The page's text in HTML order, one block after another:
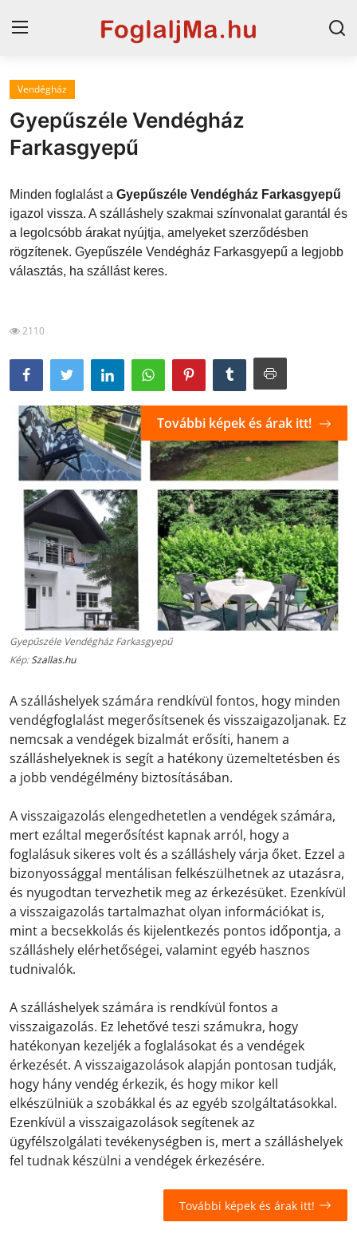
Horvát tengerpart
Magyarország
Horvátország
Blog
Szállások Hajdúszoboszlón
Vendégház
Gyepűszéle Vendégház
Farkasgyepű
Minden foglalást a Gyepűszéle Vendégház Farkasgyepű
igazol vissza. A szálláshely szakmai színvonalat garantál és
a legolcsóbb árakat nyújtja, amelyeket szerződésben
rögzítenek. Gyepűszéle Vendégház Farkasgyepű a legjobb
választás, ha szállást keres.
2110
Gyepűszéle Vendégház Farkasgyepű
Kép:Szallas.hu
További képek és árak itt!
A szálláshelyek számára rendkívül fontos, hogy minden
vendégfoglalást megerősítsenek és visszaigazoljanak. Ez
nemcsak a vendégek bizalmát erősíti, hanem a
szálláshelyeknek is segít a hatékony üzemeltetésben és
a jobb vendégélmény biztosításában.
A visszaigazolás elengedhetetlen a vendégek számára,
mert ezáltal megerősítést kapnak arról, hogy a
foglalásuk sikeres volt és a szálláshely várja őket. Ezzel a
bizonyossággal mentálisan felkészülhetnek az utazásra,
és nyugodtan tervezhetik meg az érkezésüket. Ezenkívül
a visszaigazolás tartalmazhat olyan információkat is,
mint a becsekkolás és kijelentkezés pontos időpontja, a
szálláshely elérhetőségei, valamint egyéb hasznos
tudnivalók.
A szálláshelyek számára is rendkívül fontos a
visszaigazolás. Ez lehetővé teszi számukra, hogy
hatékonyan kezeljék a foglalásokat és a vendégek
érkezését. A visszaigazolások alapján pontosan tudják,
hogy hány vendég érkezik, és hogy mikor kell
elkészülniük a szobákkal és az egyéb szolgáltatásokkal.
Ezenkívül a visszaigazolások segítenek az
ügyfélszolgálati tevékenységben is, mert a szálláshelyek
fel tudnak készülni a vendégek érkezésére.
További képek és árak itt!